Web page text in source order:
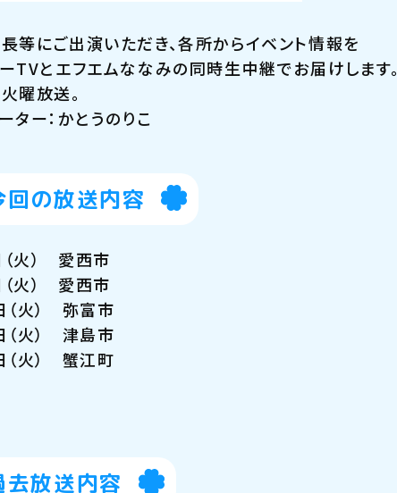
等にご出演いただき、各所からイベント情報を
TVとエフエムななみの同時生中継でお届けします。
曜放送。
ター：かとうのりこ
回の放送内容
火） 愛西市
火） 愛西市
（火） 弥富市
（火） 津島市
（火） 蟹江町
去放送内容